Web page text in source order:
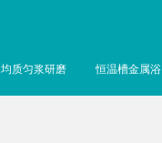
均质匀浆研磨 恒温槽金属浴